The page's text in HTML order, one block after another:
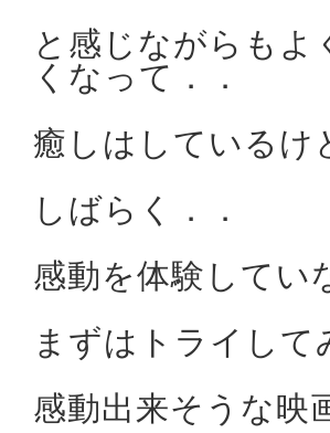
と感じながらもよ
くなって．．
癒しはしているけ
しばらく．．
感動を体験してい
まずはトライして
感動出来そうな映